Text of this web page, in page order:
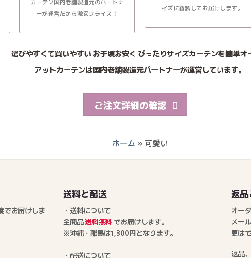
カーテン国内老舗製造元のパートナ
ーが運営だから激安プライス！
イズに縫製してお届けします。
選びやすくて買いやすい お手頃お安く ぴったりサイズカーテンを簡単オ
アットカーテンは国内老舗製造元パートナーが運営しています。
ご注文詳細の確認
ホーム » 可愛い
でお届けしま
送料と配送
・送料について
全商品送料無料でお届けします。
※沖縄・離島は1,800円となります。
・配送について
返
オー
メー
更は
返品